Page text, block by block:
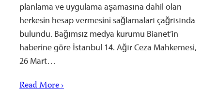
planlama ve uygulama aşamasına dahil olan
herkesin hesap vermesini sağlamaları çağrısında
bulundu. Bağımsız medya kurumu Bianet’in
haberine göre İstanbul 14. Ağır Ceza Mahkemesi,
26 Mart…
Read More ›